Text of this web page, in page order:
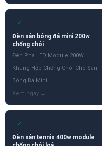
✓
Đèn sân bóng đá mini 200w
chống chói
Đèn Pha LED Module 200W
Khung Hộp Chống Chói Cho Sân
Bóng Đá Mini
✓
Đèn sân tennis 400w module